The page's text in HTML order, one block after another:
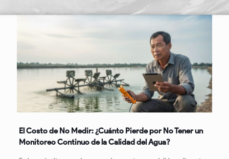
El Costo de No Medir: ¿Cuánto Pierde por No Tener un
Monitoreo Continuo de la Calidad del Agua?